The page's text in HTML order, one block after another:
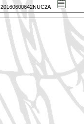
20160600642NUC2A